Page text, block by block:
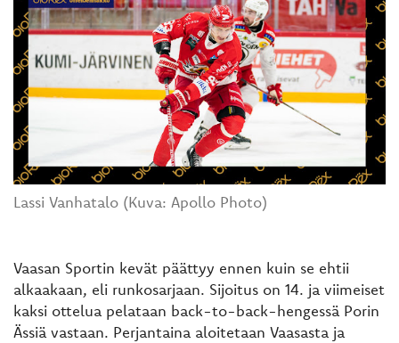
Lassi Vanhatalo (Kuva: Apollo Photo)
Vaasan Sportin kevät päättyy ennen kuin se ehtii
alkaakaan, eli runkosarjaan. Sijoitus on 14. ja viimeiset
kaksi ottelua pelataan back-to-back-hengessä Porin
Ässiä vastaan. Perjantaina aloitetaan Vaasasta ja